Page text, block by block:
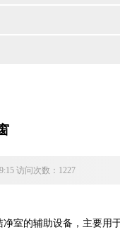
访问次数：1227
的辅助设备，主要用于